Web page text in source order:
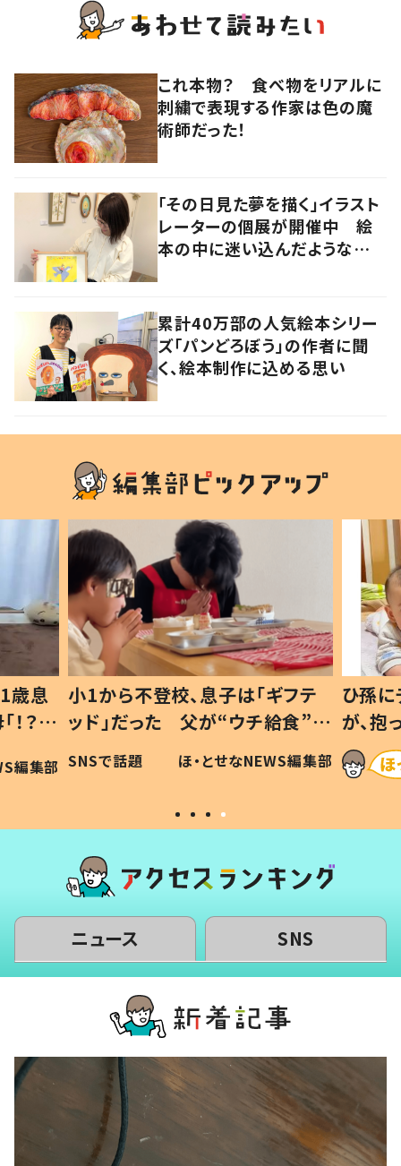
これ本物？ 食べ物をリアルに
刺繍で表現する作家は色の魔
術師だった！
「その日見た夢を描く」イラスト
レーターの個展が開催中 絵
本の中に迷い込んだような想
累計40万部の人気絵本シリー
ズ「パンどろぼう」の作者に聞
く、絵本制作に込める思い
歳息
？」
編集部
小1から不登校、息子は「ギフテ
ッド」だった 父が“ウチ給食”を
作り続ける理由とは #令和の親
#令和の子
SNSで話題 ほ・とせなNEWS編集部
ひ孫
が、
「涙が
い」
ニュース SNS